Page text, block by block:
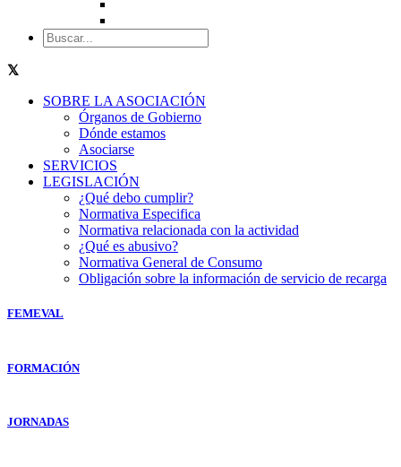
SOBRE LA ASOCIACIÓN
Órganos de Gobierno
Dónde estamos
Asociarse
SERVICIOS
LEGISLACIÓN
¿Qué debo cumplir?
Normativa Especifica
Normativa relacionada con la actividad
¿Qué es abusivo?
Normativa General de Consumo
Obligación sobre la información de servicio de recarga
FEMEVAL
FORMACIÓN
JORNADAS